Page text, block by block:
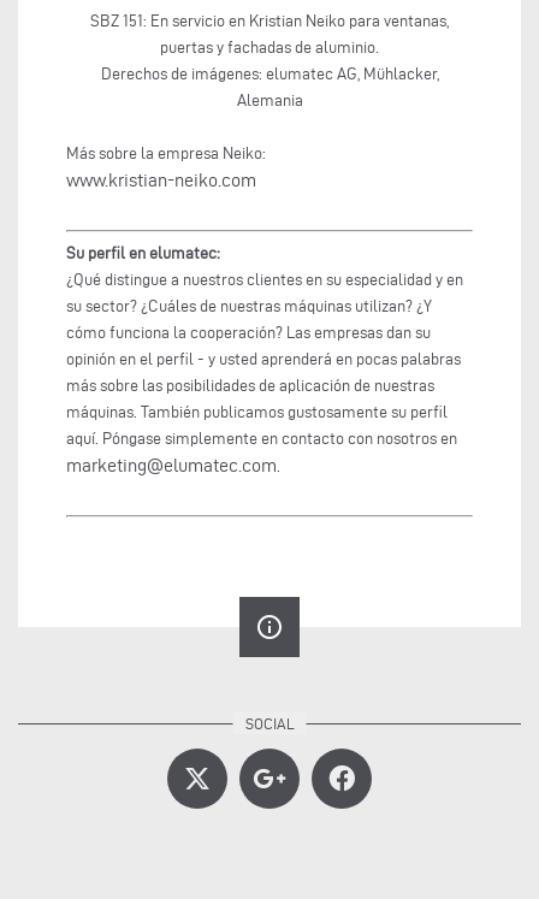
SBZ 151: En servicio en Kristian Neiko para ventanas,
puertas y fachadas de aluminio.
Derechos de imágenes: elumatec AG, Mühlacker,
Alemania
Más sobre la empresa Neiko:
www.kristian-neiko.com
Su perfil en elumatec:
¿Qué distingue a nuestros clientes en su especialidad y en
su sector? ¿Cuáles de nuestras máquinas utilizan? ¿Y
cómo funciona la cooperación? Las empresas dan su
opinión en el perfil - y usted aprenderá en pocas palabras
más sobre las posibilidades de aplicación de nuestras
máquinas. También publicamos gustosamente su perfil
aquí. Póngase simplemente en contacto con nosotros en
marketing@elumatec.com
info_outline